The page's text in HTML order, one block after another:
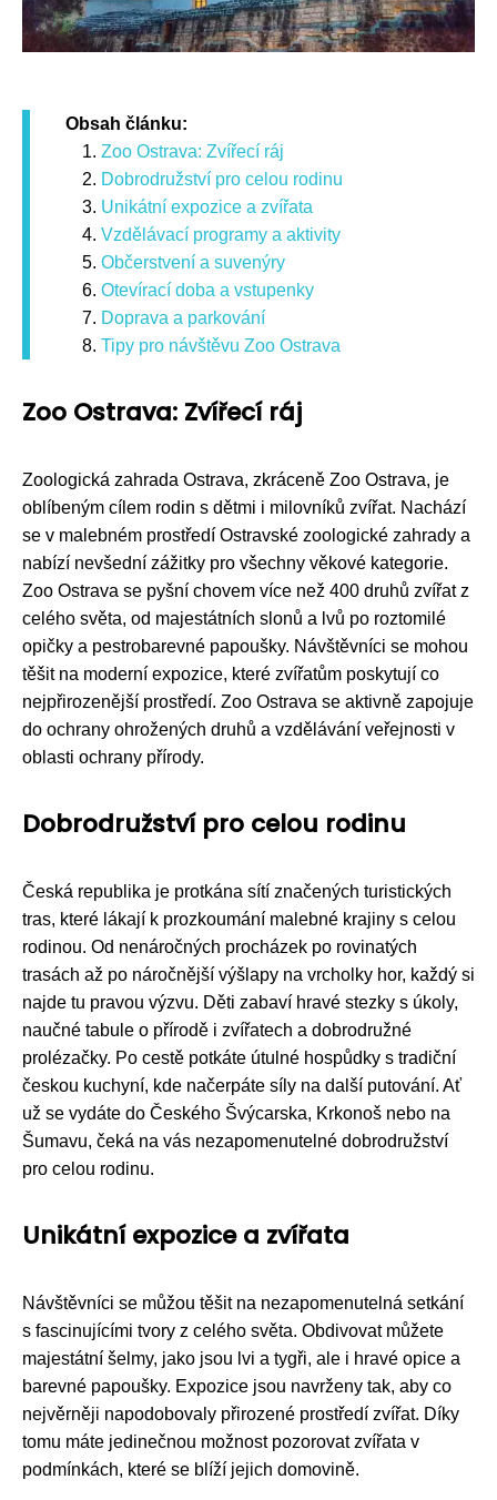
Obsah článku:
Zoo Ostrava: Zvířecí ráj
Dobrodružství pro celou rodinu
Unikátní expozice a zvířata
Vzdělávací programy a aktivity
Občerstvení a suvenýry
Otevírací doba a vstupenky
Doprava a parkování
Tipy pro návštěvu Zoo Ostrava
Zoo Ostrava: Zvířecí ráj
Zoologická zahrada Ostrava, zkráceně Zoo Ostrava, je
oblíbeným cílem rodin s dětmi i milovníků zvířat. Nachází
se v malebném prostředí Ostravské zoologické zahrady a
nabízí nevšední zážitky pro všechny věkové kategorie.
Zoo Ostrava se pyšní chovem více než 400 druhů zvířat z
celého světa, od majestátních slonů a lvů po roztomilé
opičky a pestrobarevné papoušky. Návštěvníci se mohou
těšit na moderní expozice, které zvířatům poskytují co
nejpřirozenější prostředí. Zoo Ostrava se aktivně zapojuje
do ochrany ohrožených druhů a vzdělávání veřejnosti v
oblasti ochrany přírody.
Dobrodružství pro celou rodinu
Česká republika je protkána sítí značených turistických
tras, které lákají k prozkoumání malebné krajiny s celou
rodinou. Od nenáročných procházek po rovinatých
trasách až po náročnější výšlapy na vrcholky hor, každý si
najde tu pravou výzvu. Děti zabaví hravé stezky s úkoly,
naučné tabule o přírodě i zvířatech a dobrodružné
prolézačky. Po cestě potkáte útulné hospůdky s tradiční
českou kuchyní, kde načerpáte síly na další putování. Ať
už se vydáte do Českého Švýcarska, Krkonoš nebo na
Šumavu, čeká na vás nezapomenutelné dobrodružství
pro celou rodinu.
Unikátní expozice a zvířata
Návštěvníci se můžou těšit na nezapomenutelná setkání
s fascinujícími tvory z celého světa. Obdivovat můžete
majestátní šelmy, jako jsou lvi a tygři, ale i hravé opice a
barevné papoušky. Expozice jsou navrženy tak, aby co
nejvěrněji napodobovaly přirozené prostředí zvířat. Díky
tomu máte jedinečnou možnost pozorovat zvířata v
podmínkách, které se blíží jejich domovině.